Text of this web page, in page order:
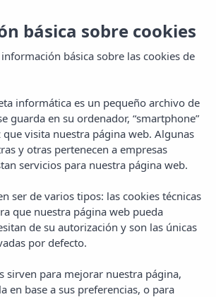
MENU
básica sobre cookies
básica sobre las cookies de
informática es un pequeño archivo de
guarda en su ordenador, “smartphone”
que visita nuestra página web. Algunas
y otras pertenecen a empresas
servicios para nuestra página web.
ser de varios tipos: las cookies técnicas
que nuestra página web pueda
de su autorización y son las únicas
por defecto.
sirven para mejorar nuestra página,
en base a sus preferencias, o para